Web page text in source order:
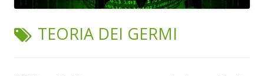
TAG:
TEORIA DEI GERMI